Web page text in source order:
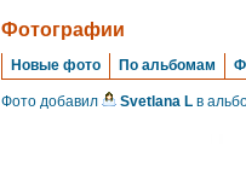
Фотографии
Новые фото По альбомам
Фото добавил Svetlana L в